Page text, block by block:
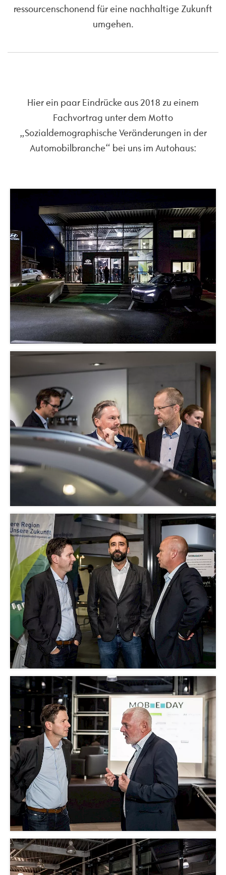
ressourcenschonend für eine nachhaltige Zukunft
umgehen.
Hier ein paar Eindrücke aus 2018 zu einem
Fachvortrag unter dem Motto
„Sozialdemographische Veränderungen in der
Automobilbranche“ bei uns im Autohaus: